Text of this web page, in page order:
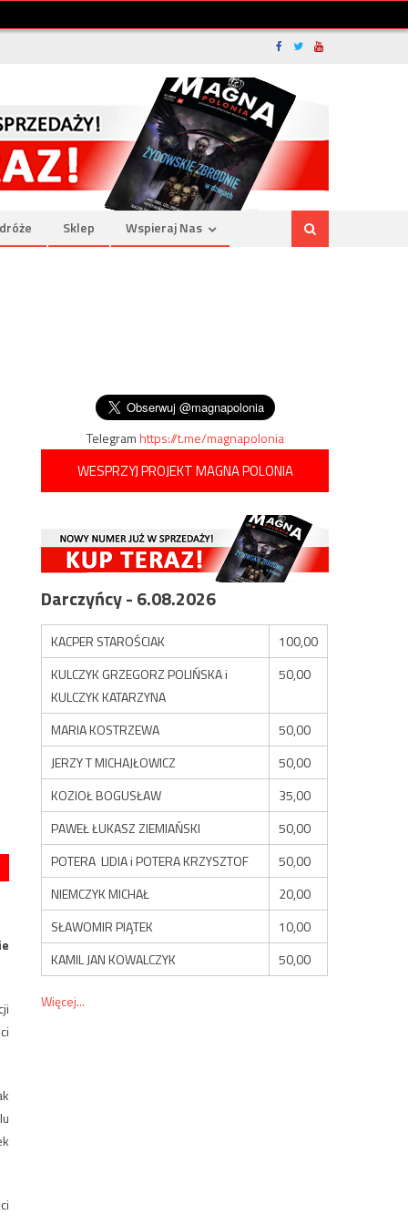
Sklep Wspieraj Nas
Telegramhttps://t.me/magnapolonia
WESPRZYJ PROJEKT MAGNA POLONIA
Darczyńcy - 6.08.2026
KACPER STAROŚCIAK
100,00
KULCZYK GRZEGORZ POLIŃSKA i
KULCZYK KATARZYNA
50,00
MARIA KOSTRZEWA
50,00
JERZY T MICHAJŁOWICZ
50,00
KOZIOŁ BOGUSŁAW
35,00
PAWEŁ ŁUKASZ ZIEMIAŃSKI
50,00
POTERA LIDIA i POTERA KRZYSZTOF
50,00
NIEMCZYK MICHAŁ
20,00
SŁAWOMIR PIĄTEK
10,00
KAMIL JAN KOWALCZYK
50,00
Więcej...